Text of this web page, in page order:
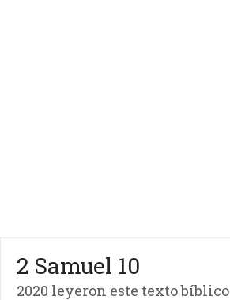
2 Samuel 10
2020 leyeron este texto bíblico